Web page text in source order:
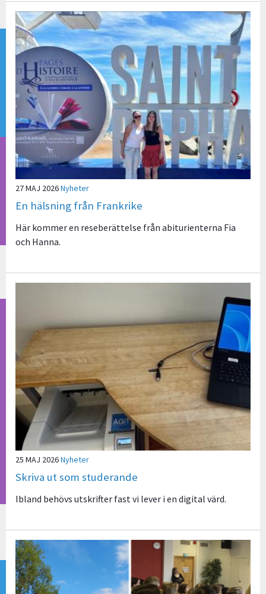
27 MAJ 2026Nyheter
En hälsning från Frankrike
Här kommer en reseberättelse från abiturienterna Fia
och Hanna.
25 MAJ 2026Nyheter
Skriva ut som studerande
Ibland behövs utskrifter fast vi lever i en digital värd.